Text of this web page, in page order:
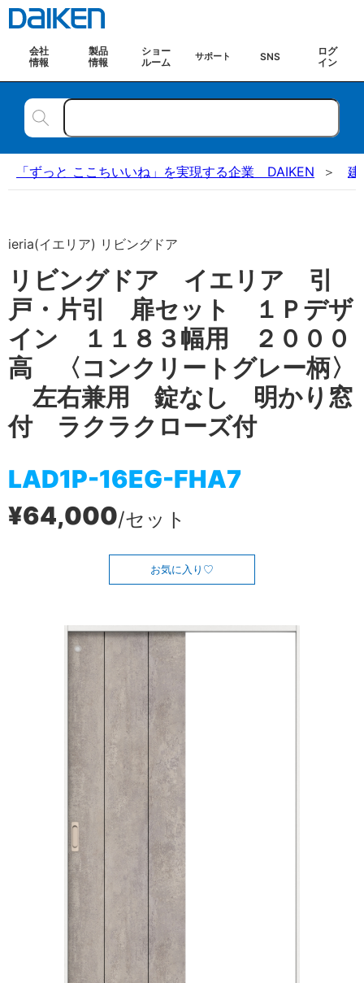
会社
情報
製品
情報
ショー
ルーム
サポート SNS
ログ
イン
「ずっと ここちいいね」を実現する企業 DAIKEN 建
ieria(イエリア) リビングドア
リビングドア イエリア 引
戸・片引 扉セット １Ｐデザ
イン １１８３幅用 ２０００
高 〈コンクリートグレー柄〉
左右兼用 錠なし 明かり窓
付 ラクラクローズ付
LAD1P-16EG-FHA7
¥64,000/セット
お気に入り